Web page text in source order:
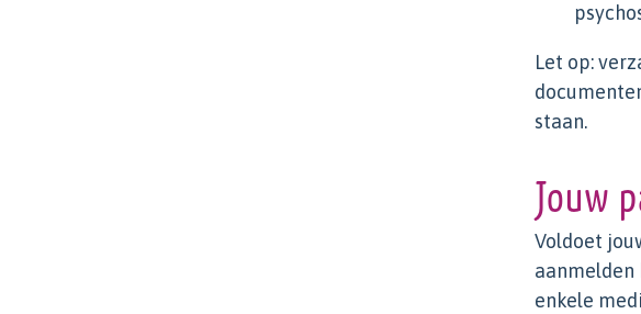
Let op:
staan.
Jouw
Voldoet
aanmelden
enkele